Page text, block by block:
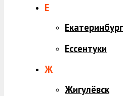
Е
Екатеринбург
Ессентуки
Ж
Жигулёвск